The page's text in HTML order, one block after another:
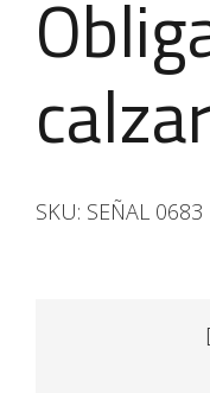
SKU: SEÑAL 0683